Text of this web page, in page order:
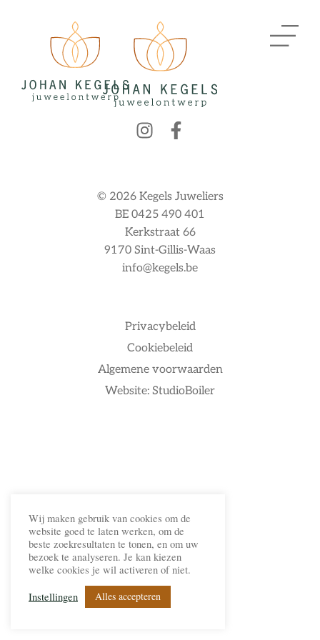
Privacybeleid
Cookiebeleid
Algemene voorwaarden
Website: StudioBoiler
© 2026 Kegels Juweliers
BE 0425 490 401
Kerkstraat 66
9170 Sint-Gillis-Waas
info@kegels.be
Wij maken gebruik van cookies om de
website goed te laten werken, om de
beste zoekresultaten te tonen, en om uw
bezoek te analyseren. Je kan kiezen
welke cookies je wil activeren of niet.
Instellingen
Alles accepteren